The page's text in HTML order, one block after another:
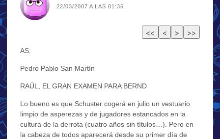
22/03/2007 A LAS 01:36
AS:
Pedro Pablo San Martín
RAÚL, EL GRAN EXAMEN PARA BERND
Lo bueno es que Schuster cogerá en julio un vestuario
limpio de asperezas y de jugadores estancados en la
cultura de la derrota (cuatro años sin títulos…). Pero en
la cabeza de todos aparecerá desde su primer día de